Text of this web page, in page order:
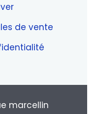
de vente
marcellin